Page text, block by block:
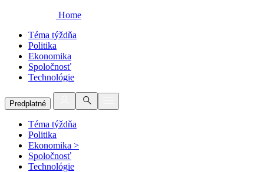
Home
Téma týždňa
Politika
Ekonomika
Spoločnosť
Technológie
Predplatné
Téma týždňa
Politika
Ekonomika >
Spoločnosť
Technológie